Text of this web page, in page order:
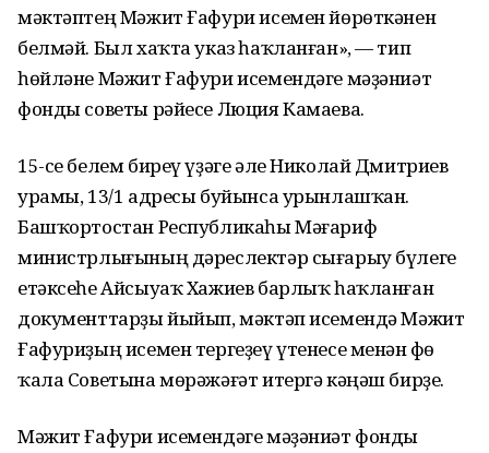
мәктәптең Мәжит Ғафури исемен йөрөткәнен
белмәй. Был хаҡта указ һаҡланған», — тип
һөйләне Мәжит Ғафури исемендәге мәҙәниәт
фонды советы рәйесе Люция Камаева.
15-се белем биреү үҙәге әле Николай Дмитриев
урамы, 13/1 адресы буйынса урынлашҡан.
Башҡортостан Республикаһы Мәғариф
министрлығының дәреслектәр сығарыу бүлеге
етәксеһе Айсыуаҡ Хажиев барлыҡ һаҡланған
документтарҙы йыйып, мәктәп исемендә Мәжит
Ғафуриҙың исемен тергеҙеү үтенесе менән Өфө
ҡала Советына мөрәжәғәт итергә кәңәш бирҙе.
Мәжит Ғафури исемендәге мәҙәниәт фонды